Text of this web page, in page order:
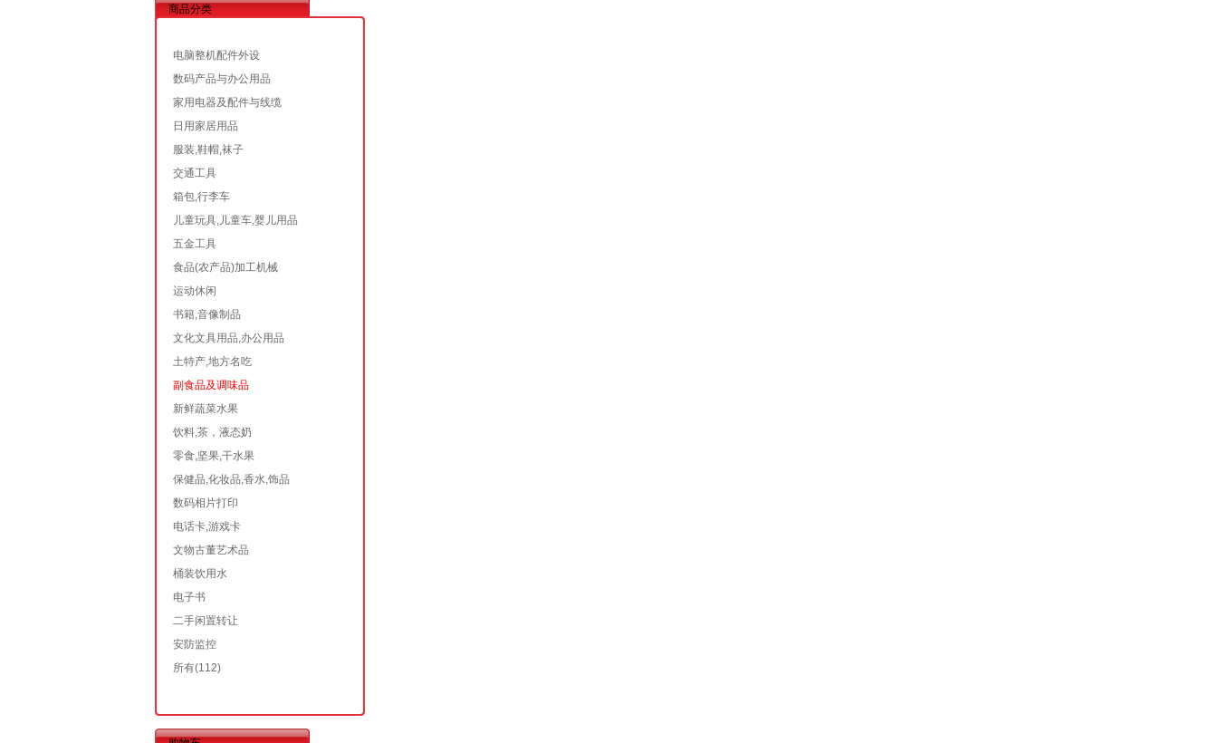
商品分类
电脑整机配件外设
数码产品与办公用品
家用电器及配件与线缆
日用家居用品
服装,鞋帽,袜子
交通工具
箱包,行李车
儿童玩具,儿童车,婴儿用品
五金工具
食品(农产品)加工机械
运动休闲
书籍,音像制品
文化文具用品,办公用品
土特产,地方名吃
副食品及调味品
新鲜蔬菜水果
饮料,茶，液态奶
零食,坚果,干水果
保健品,化妆品,香水,饰品
数码相片打印
电话卡,游戏卡
文物古董艺术品
桶装饮用水
电子书
二手闲置转让
安防监控
所有(112)